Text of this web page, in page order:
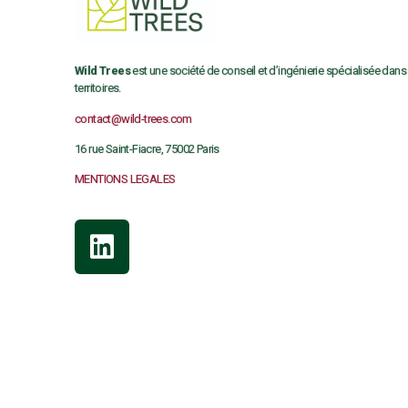
Wild Treesest une société de conseil et d’ingénierie spécialisée
territoires.
contact@wild-trees.com
16 rue Saint-Fiacre, 75002 Paris
MENTIONS LEGALES